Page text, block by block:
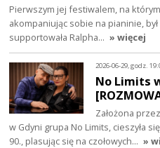
Pierwszym jej festiwalem, na
akompaniując sobie na pianinie,
supportowała Ralpha… » więcej
2026-06-29, godz.
No Limits
Założona
w Gdyni grupa No Limits, cieszyła
90., plasując się na czołowych… »